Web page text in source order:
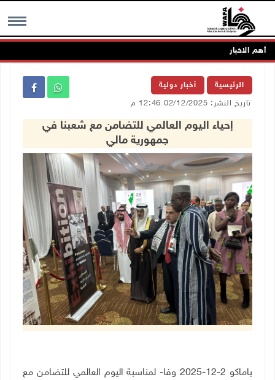
MENU أهم الاخبار
الرئيسية أخبار دولية
تاريخ النشر: 02/12/2025 12:46 م
إحياء اليوم العالمي للتضامن مع شعبنا في
جمهورية مالي
باماكو 2-12-2025 وفا- لمناسبة اليوم العالمي للتضامن مع